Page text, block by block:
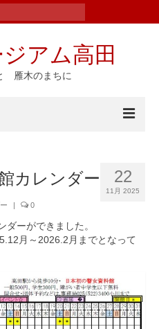
アム高田
雁木のまちに
いて
22
11月 2025
カレンダー
| 0
ーができました。
月～2026.2月までとなって